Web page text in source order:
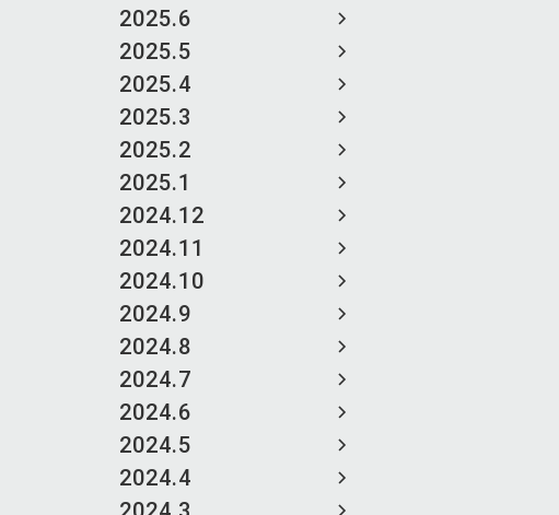
2025.6
2025.5
2025.4
2025.3
2025.2
2025.1
2024.12
2024.11
2024.10
2024.9
2024.8
2024.7
2024.6
2024.5
2024.4